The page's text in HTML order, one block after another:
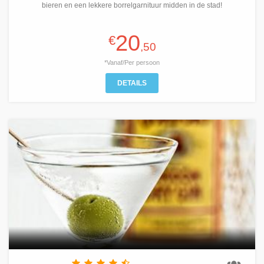
bieren en een lekkere borrelgarnituur midden in de stad!
€20,50
*Vanaf/Per persoon
DETAILS